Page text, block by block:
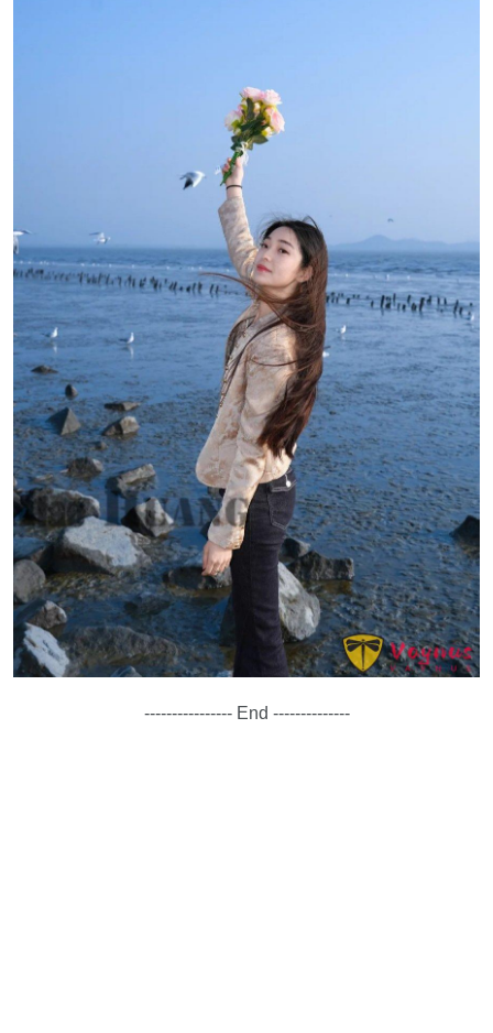
---------------- End --------------